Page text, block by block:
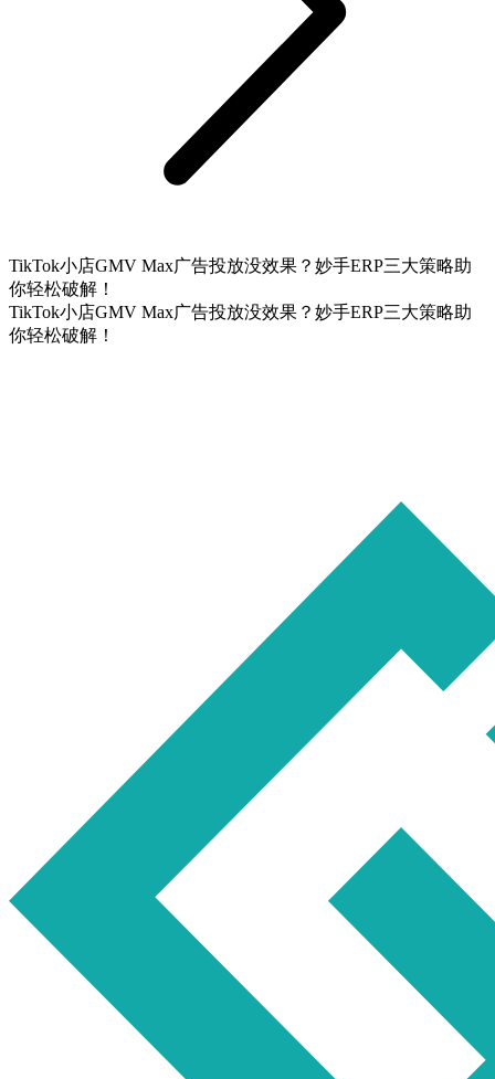
TikTok小店GMV Max广告投放没效果？妙手ERP三大策略助
你轻松破解！
TikTok小店GMV Max广告投放没效果？妙手ERP三大策略助
你轻松破解！